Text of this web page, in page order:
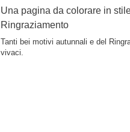
Una pagina da colorare in
Ringraziamento
Tanti bei motivi autunnali e del
vivaci.